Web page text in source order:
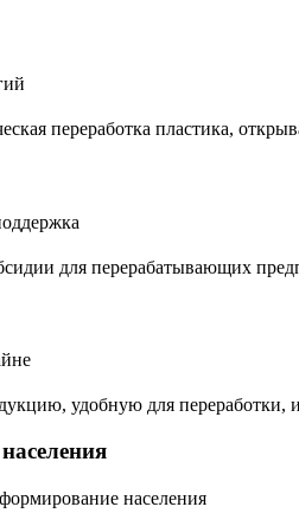
переработка пластика,
для перерабатывающих
удобную для переработки,